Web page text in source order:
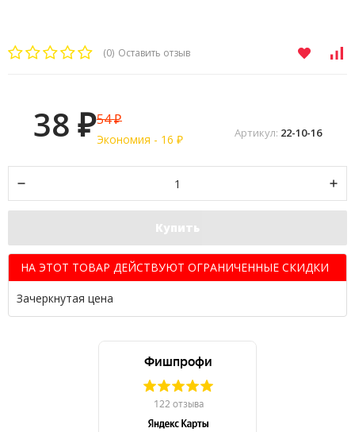
(0) Оставить отзыв
Артикул: 22-10-16
38 ₽54₽
Экономия - 16 ₽
Купить
НА ЭТОТ ТОВАР ДЕЙСТВУЮТ ОГРАНИЧЕННЫЕ СКИДКИ
Зачеркнутая цена